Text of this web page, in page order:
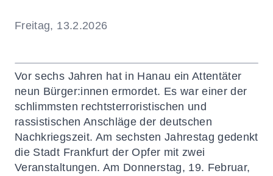
Freitag, 13.2.2026
Vor sechs Jahren hat in Hanau ein Attentäter
neun Bürger:innen ermordet. Es war einer der
schlimmsten rechtsterroristischen und
rassistischen Anschläge der deutschen
Nachkriegszeit. Am sechsten Jahrestag gedenkt
die Stadt Frankfurt der Opfer mit zwei
Veranstaltungen. Am Donnerstag, 19. Februar,